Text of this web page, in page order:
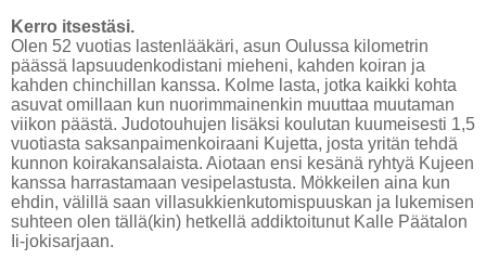
Kerro itsestäsi.
Olen 52 vuotias lastenlääkäri, asun Oulussa kilometrin
päässä lapsuudenkodistani mieheni, kahden koiran ja
kahden chinchillan kanssa. Kolme lasta, jotka kaikki kohta
asuvat omillaan kun nuorimmainenkin muuttaa muutaman
viikon päästä. Judotouhujen lisäksi koulutan kuumeisesti 1,5
vuotiasta saksanpaimenkoiraani Kujetta, josta yritän tehdä
kunnon koirakansalaista. Aiotaan ensi kesänä ryhtyä Kujeen
kanssa harrastamaan vesipelastusta. Mökkeilen aina kun
ehdin, välillä saan villasukkienkutomispuuskan ja lukemisen
suhteen olen tällä(kin) hetkellä addiktoitunut Kalle Päätalon
Ii-jokisarjaan.